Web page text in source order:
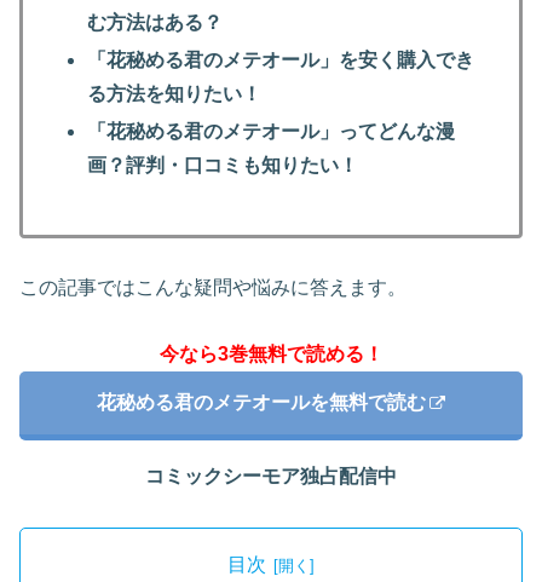
む方法はある？
「花秘める君のメテオール」を安く購入でき
る方法を知りたい！
「花秘める君のメテオール」ってどんな漫
画？評判・口コミも知りたい！
この記事ではこんな疑問や悩みに答えます。
今なら3巻無料で読める！
花秘める君のメテオールを無料で読む
コミックシーモア独占配信中
目次